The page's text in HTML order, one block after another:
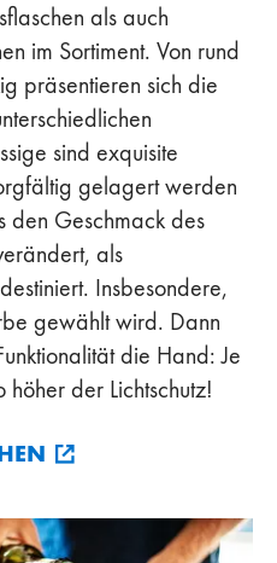
als auch
im Sortiment. Von rund
präsentieren sich die
sind exquisite
gelagert werden
den Geschmack des
als
Insbesondere,
gewählt wird. Dann
die Hand: Je
der Lichtschutz!